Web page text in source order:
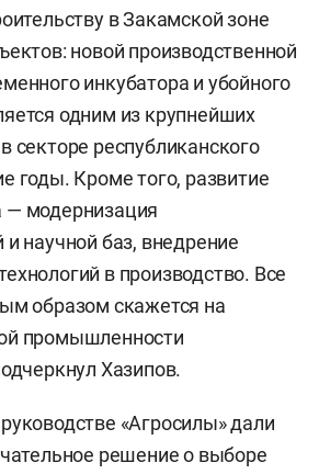
в Закамской зоне
новой производственной
инкубатора и убойного
одним из крупнейших
секторе республиканского
годы. Кроме того, развитие
— модернизация
и научной баз, внедрение
в производство. Все
образом скажется на
промышленности
Хазипов.
«Агросилы» дали
решение о выборе